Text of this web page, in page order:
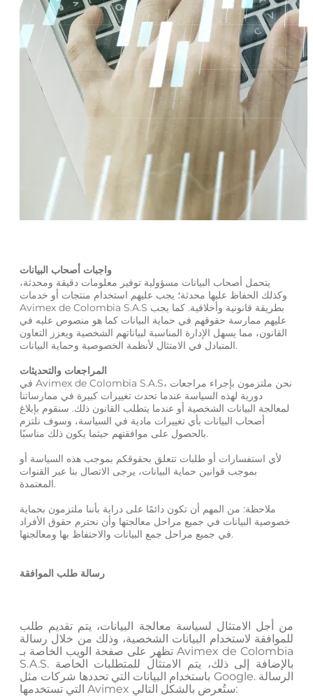
واجبات أصحاب البيانات
يتحمل أصحاب البيانات مسؤولية توفير معلومات دقيقة ومحدثة،
وكذلك الحفاظ عليها محدثة؛ يجب عليهم استخدام منتجات أو خدمات
Avimex de Colombia S.A.S بطريقة قانونية وأخلاقية. كما يجب
عليهم ممارسة حقوقهم في حماية البيانات كما هو منصوص عليه في
القانون، مما يسهل الإدارة المناسبة لبياناتهم الشخصية ويعزز التعاون
المتبادل في الامتثال لأنظمة الخصوصية وحماية البيانات.
في Avimex de Colombia S.A.S، نحن ملتزمون بإجراء مراجعات
دورية لهذه السياسة عندما تحدث تغييرات كبيرة في ممارساتنا
لمعالجة البيانات الشخصية أو عندما يتطلب القانون ذلك. سنقوم بإبلاغ
أصحاب البيانات بأي تغييرات مادية في السياسة، وسوف نلتزم
بالحصول على موافقتهم حيثما يكون ذلك مناسبًا.
لأي استفسارات أو طلبات تتعلق بحقوقكم بموجب هذه السياسة أو
بموجب قوانين حماية البيانات، يرجى الاتصال بنا عبر القنوات
المعتمدة.
ملاحظة: من المهم أن تكون دائمًا على دراية بأننا ملتزمون بحماية
خصوصية البيانات في جميع مراحل معالجتها وأن نحترم حقوق الأفراد
في جميع مراحل جمع البيانات والاحتفاظ بها ومعالجتها.
رسالة طلب الموافقة
من أجل الامتثال لسياسة معالجة البيانات، يتم تقديم طلب
للموافقة لاستخدام البيانات الشخصية، وذلك من خلال رسالة
تظهر على صفحة الويب الخاصة بـ Avimex de Colombia
S.A.S. بالإضافة إلى ذلك، يتم الامتثال للمتطلبات الخاصة
باستخدام البيانات التي تحددها شركات مثل Google. الرسالة
التي تستخدمها Avimex ستُعرض بالشكل التالي: